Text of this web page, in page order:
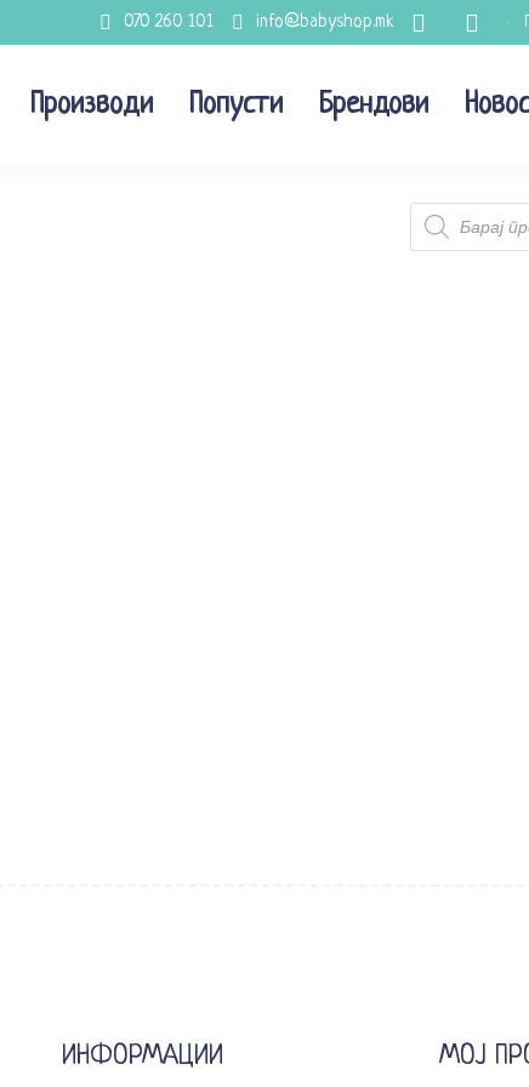
070 260 101 info@babyshop.mk
Производи Попусти Брендови
Products
search
ИНФОРМАЦИИ МОЈ